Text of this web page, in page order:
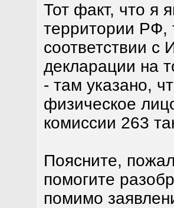
Тот факт, что я
территории РФ,
соответствии с
декларации на
- там указано,
физическое
комиссии 263
Поясните,
помогите
помимо